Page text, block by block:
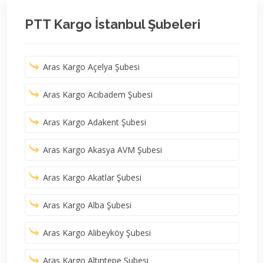
PTT Kargo İstanbul Şubeleri
Aras Kargo Açelya Şubesi
Aras Kargo Acıbadem Şubesi
Aras Kargo Adakent Şubesi
Aras Kargo Akasya AVM Şubesi
Aras Kargo Akatlar Şubesi
Aras Kargo Alba Şubesi
Aras Kargo Alibeyköy Şubesi
Aras Kargo Altıntepe Şubesi